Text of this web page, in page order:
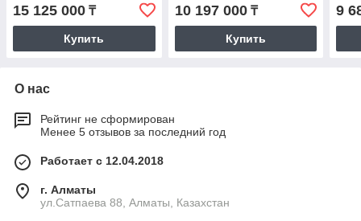
15 125 000 ₸
Купить
10 197 000₸
Купить
9
О нас
Рейтинг не сформирован
Менее 5 отзывов за последний год
Работает с 12.04.2018
г. Алматы
ул.Сатпаева 88, Алматы, Казахстан